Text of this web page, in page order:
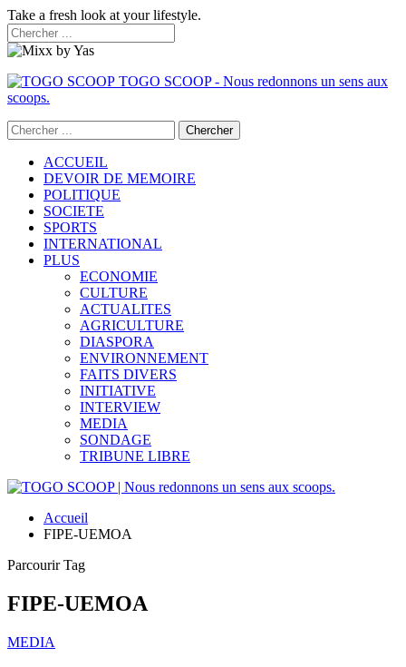
Take a fresh look at your lifestyle.
TOGO SCOOP - Nous redonnons un sens aux
scoops.
ACCUEIL
DEVOIR DE MEMOIRE
POLITIQUE
SOCIETE
SPORTS
INTERNATIONAL
PLUS
ECONOMIE
CULTURE
ACTUALITES
AGRICULTURE
DIASPORA
ENVIRONNEMENT
FAITS DIVERS
INITIATIVE
INTERVIEW
MEDIA
SONDAGE
TRIBUNE LIBRE
Accueil
FIPE-UEMOA
Parcourir Tag
FIPE-UEMOA
MEDIA